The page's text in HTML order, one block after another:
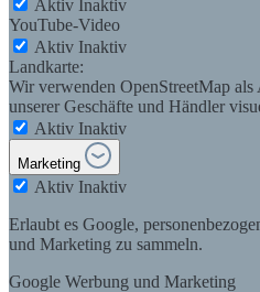
Aktiv Inaktiv
YouTube-Video
Aktiv Inaktiv
Landkarte:
Wir verwenden OpenStreetMap
unserer Geschäfte und Händler
Aktiv Inaktiv
Marketing
Aktiv Inaktiv
Erlaubt es Google,
und Marketing zu sammeln.
Google Werbung und Marketing